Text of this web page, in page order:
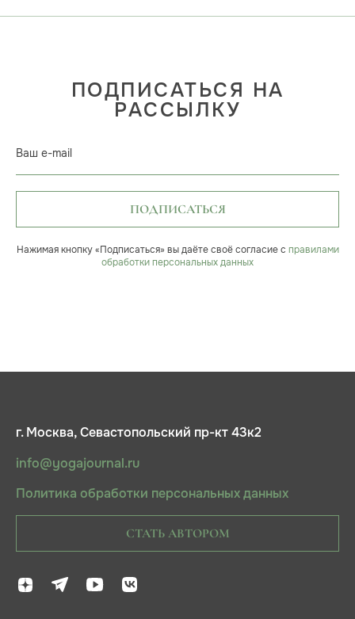
ПОДПИСАТЬСЯ НА
РАССЫЛКУ
Ваш e-mail
ПОДПИСАТЬСЯ
Нажимая кнопку «Подписаться» вы даёте своё согласие с правилами
обработки персональных данных
г. Москва, Севастопольский пр-кт 43к2
info@yogajournal.ru
Политика обработки персональных данных
СТАТЬ АВТОРОМ